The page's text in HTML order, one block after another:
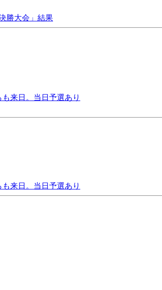
勝大会」結果
来日。当日予選あり
来日。当日予選あり